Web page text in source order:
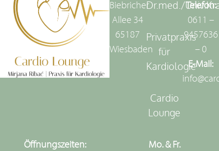
Biebricher
Allee 34
65187
Wiesbaden
Dr.med./
Privatpraxis
für
Kardiologie
Cardio
Lounge
Telefon:
0611 –
9457636
– 0
E-Mail:
Öffnungszeiten: Mo. & Fr.